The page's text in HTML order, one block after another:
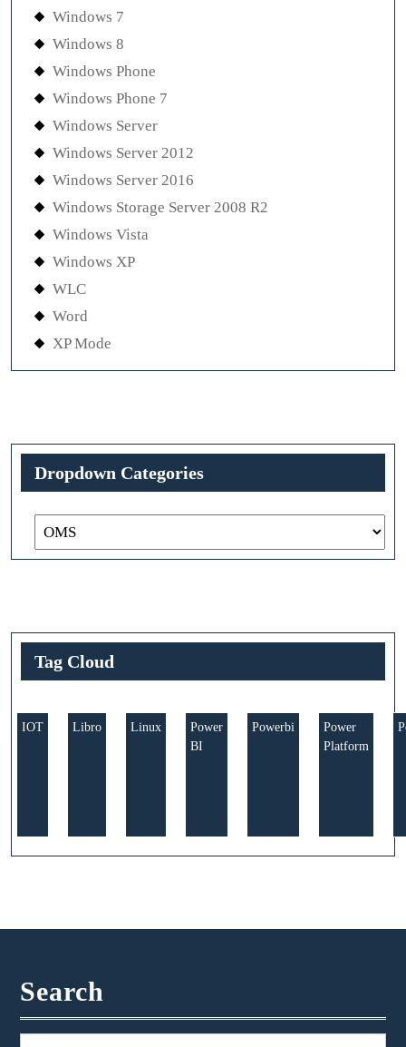
Windows 7
Windows 8
Windows Phone
Windows Phone 7
Windows Server
Windows Server 2012
Windows Server 2016
Windows Storage Server 2008 R2
Windows Vista
Windows XP
WLC
Word
XP Mode
Dropdown Categories
Tag Cloud
IOT Libro Linux
Power
BI
Powerbi
Power
Platform
Search